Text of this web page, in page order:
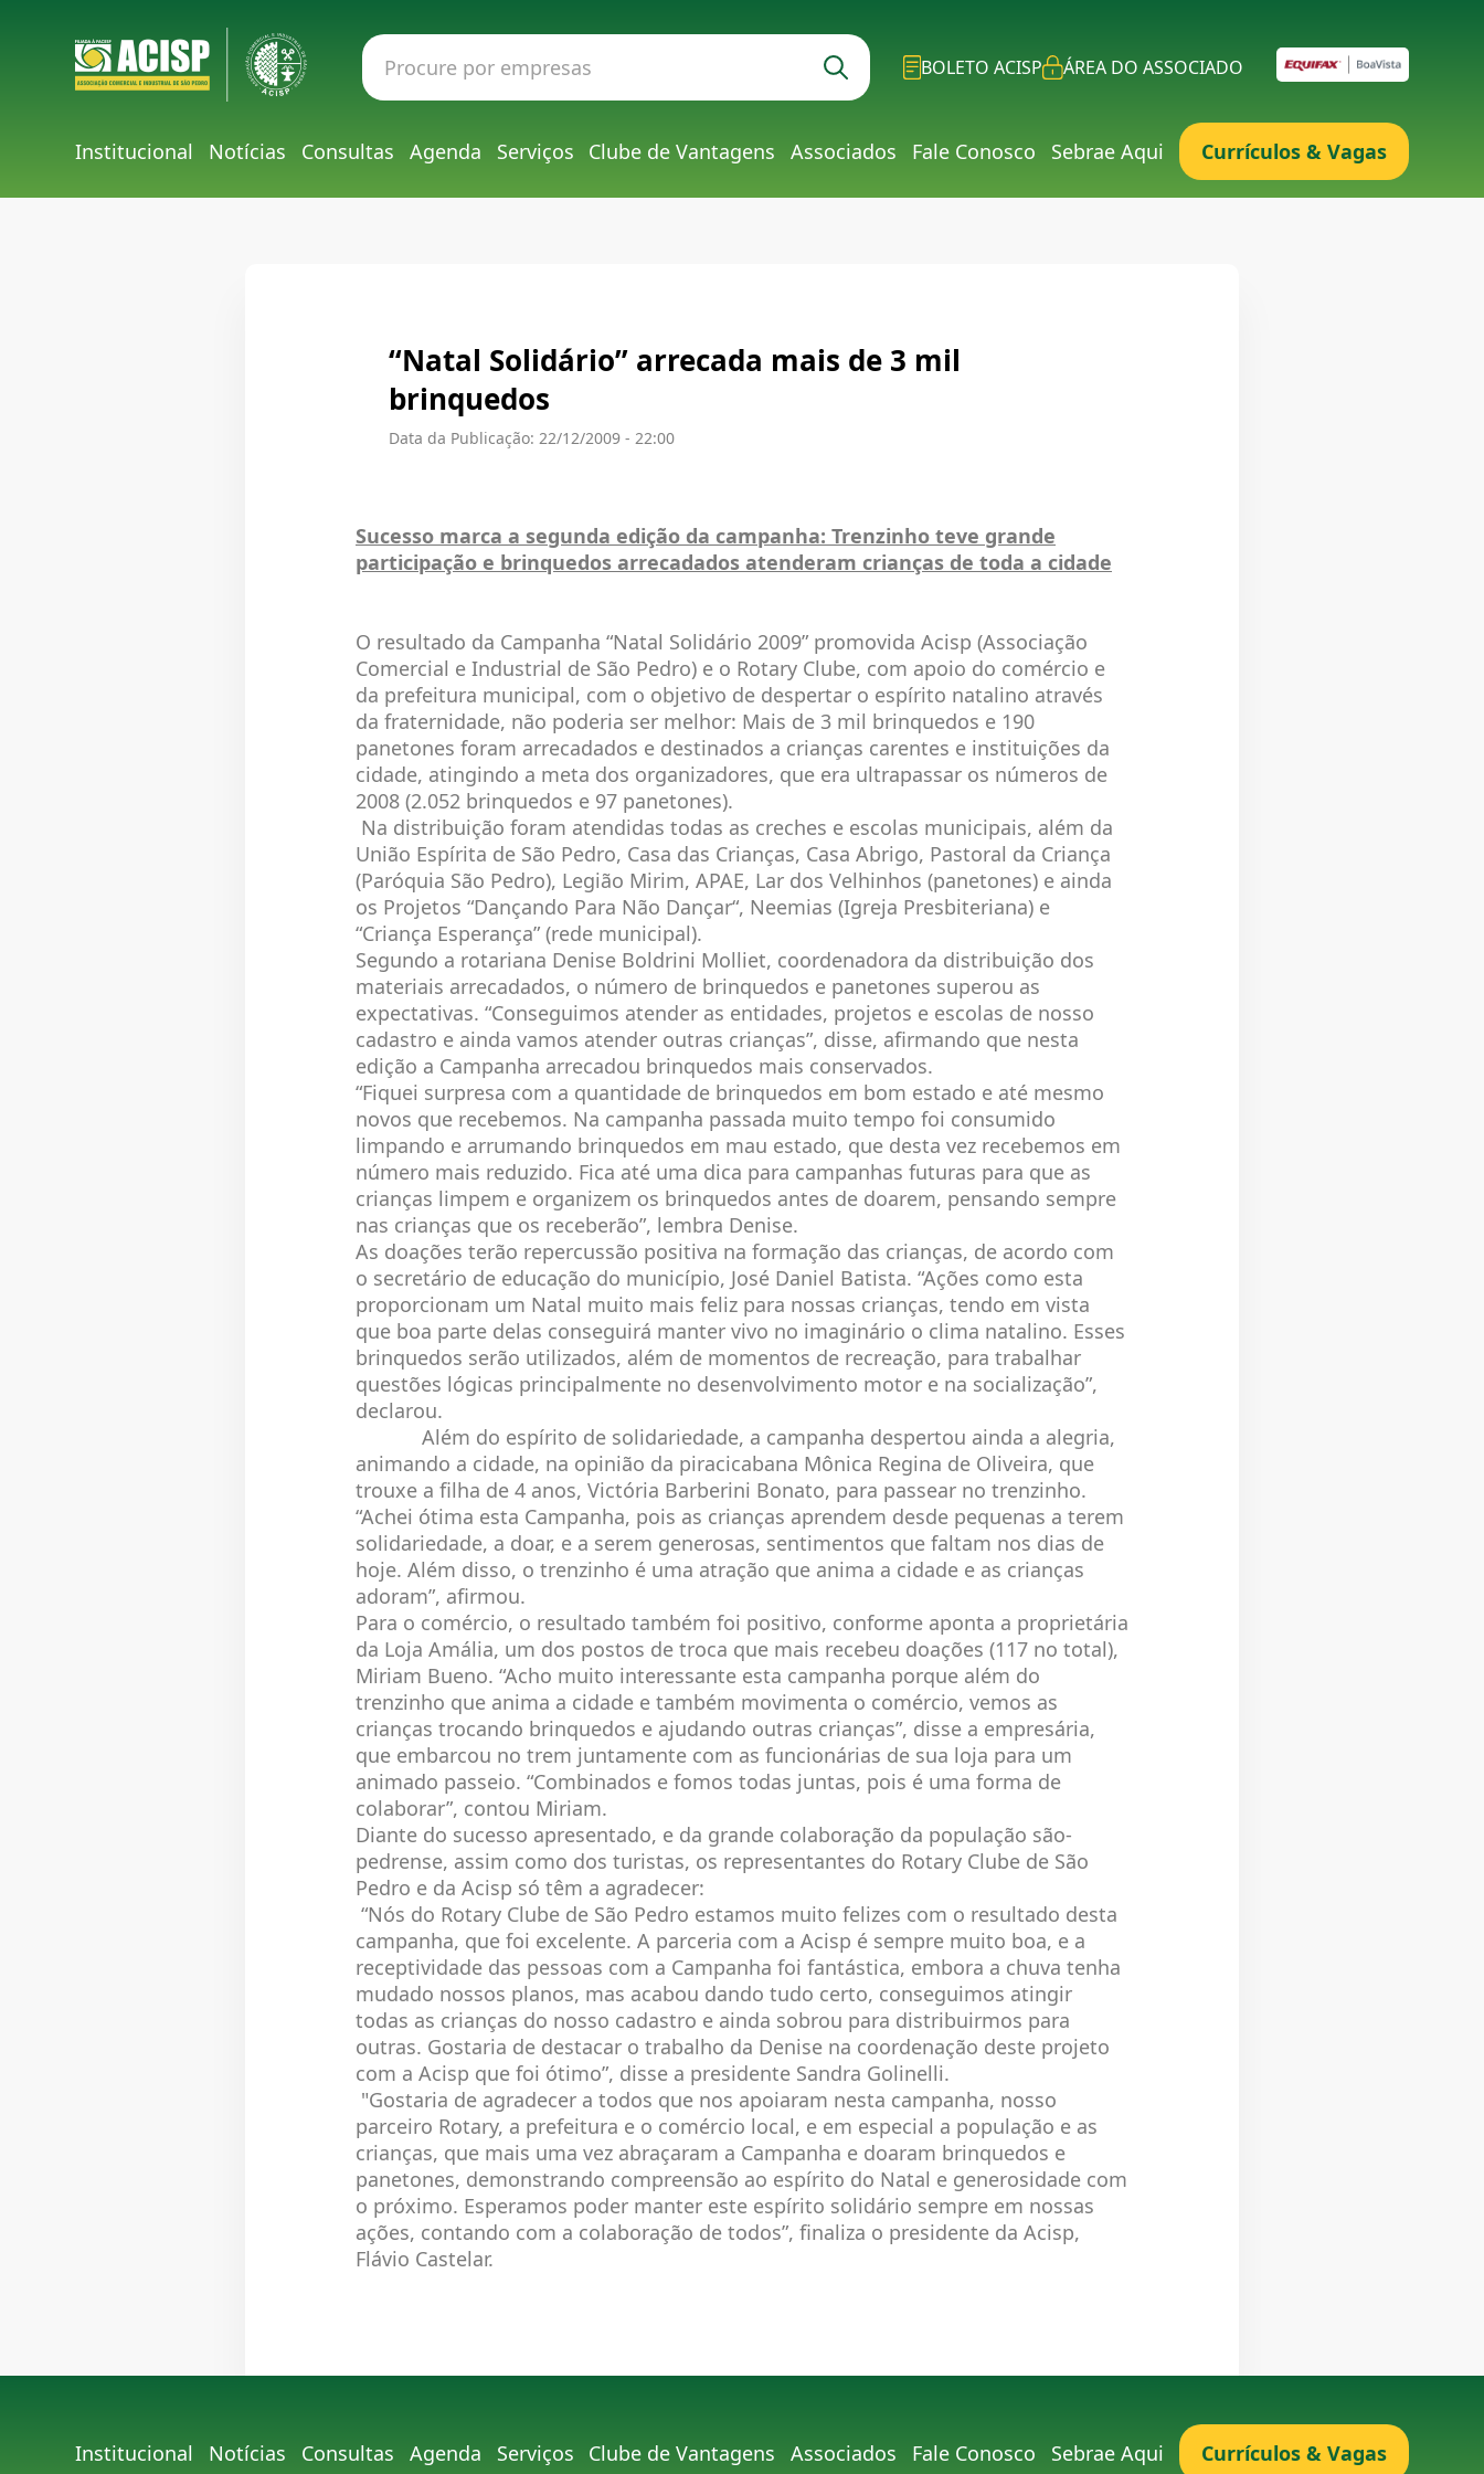
BOLETO ACISP ÁREA DO ASSOCIADO
Institucional Notícias Consultas Agenda Serviços Clube de Vantagens Associados Fale Conosco Sebrae Aqui Currículos & Vagas
“Natal Solidário” arrecada mais de 3 mil
brinquedos
Data da Publicação: 22/12/2009 - 22:00
Sucesso marca a segunda edição da campanha: Trenzinho teve grande
participação e brinquedos arrecadados atenderam crianças de toda a cidade
O resultado da Campanha “Natal Solidário 2009” promovida Acisp (Associação
Comercial e Industrial de São Pedro) e o Rotary Clube, com apoio do comércio e
da prefeitura municipal, com o objetivo de despertar o espírito natalino através
da fraternidade, não poderia ser melhor: Mais de 3 mil brinquedos e 190
panetones foram arrecadados e destinados a crianças carentes e instituições da
cidade, atingindo a meta dos organizadores, que era ultrapassar os números de
2008 (2.052 brinquedos e 97 panetones).
Na distribuição foram atendidas todas as creches e escolas municipais, além da
União Espírita de São Pedro, Casa das Crianças, Casa Abrigo, Pastoral da Criança
(Paróquia São Pedro), Legião Mirim, APAE, Lar dos Velhinhos (panetones) e ainda
os Projetos “Dançando Para Não Dançar“, Neemias (Igreja Presbiteriana) e
“Criança Esperança” (rede municipal).
Segundo a rotariana Denise Boldrini Molliet, coordenadora da distribuição dos
materiais arrecadados, o número de brinquedos e panetones superou as
expectativas. “Conseguimos atender as entidades, projetos e escolas de nosso
cadastro e ainda vamos atender outras crianças”, disse, afirmando que nesta
edição a Campanha arrecadou brinquedos mais conservados.
“Fiquei surpresa com a quantidade de brinquedos em bom estado e até mesmo
novos que recebemos. Na campanha passada muito tempo foi consumido
limpando e arrumando brinquedos em mau estado, que desta vez recebemos em
número mais reduzido. Fica até uma dica para campanhas futuras para que as
crianças limpem e organizem os brinquedos antes de doarem, pensando sempre
nas crianças que os receberão”, lembra Denise.
As doações terão repercussão positiva na formação das crianças, de acordo com
o secretário de educação do município, José Daniel Batista. “Ações como esta
proporcionam um Natal muito mais feliz para nossas crianças, tendo em vista
que boa parte delas conseguirá manter vivo no imaginário o clima natalino. Esses
brinquedos serão utilizados, além de momentos de recreação, para trabalhar
questões lógicas principalmente no desenvolvimento motor e na socialização”,
declarou.
Além do espírito de solidariedade, a campanha despertou ainda a alegria,
animando a cidade, na opinião da piracicabana Mônica Regina de Oliveira, que
trouxe a filha de 4 anos, Victória Barberini Bonato, para passear no trenzinho.
“Achei ótima esta Campanha, pois as crianças aprendem desde pequenas a terem
solidariedade, a doar, e a serem generosas, sentimentos que faltam nos dias de
hoje. Além disso, o trenzinho é uma atração que anima a cidade e as crianças
adoram”, afirmou.
Para o comércio, o resultado também foi positivo, conforme aponta a proprietária
da Loja Amália, um dos postos de troca que mais recebeu doações (117 no total),
Miriam Bueno. “Acho muito interessante esta campanha porque além do
trenzinho que anima a cidade e também movimenta o comércio, vemos as
crianças trocando brinquedos e ajudando outras crianças”, disse a empresária,
que embarcou no trem juntamente com as funcionárias de sua loja para um
animado passeio. “Combinados e fomos todas juntas, pois é uma forma de
colaborar”, contou Miriam.
Diante do sucesso apresentado, e da grande colaboração da população são-
pedrense, assim como dos turistas, os representantes do Rotary Clube de São
Pedro e da Acisp só têm a agradecer:
“Nós do Rotary Clube de São Pedro estamos muito felizes com o resultado desta
campanha, que foi excelente. A parceria com a Acisp é sempre muito boa, e a
receptividade das pessoas com a Campanha foi fantástica, embora a chuva tenha
mudado nossos planos, mas acabou dando tudo certo, conseguimos atingir
todas as crianças do nosso cadastro e ainda sobrou para distribuirmos para
outras. Gostaria de destacar o trabalho da Denise na coordenação deste projeto
com a Acisp que foi ótimo”, disse a presidente Sandra Golinelli.
"Gostaria de agradecer a todos que nos apoiaram nesta campanha, nosso
parceiro Rotary, a prefeitura e o comércio local, e em especial a população e as
crianças, que mais uma vez abraçaram a Campanha e doaram brinquedos e
panetones, demonstrando compreensão ao espírito do Natal e generosidade com
o próximo. Esperamos poder manter este espírito solidário sempre em nossas
ações, contando com a colaboração de todos”, finaliza o presidente da Acisp,
Flávio Castelar.
Institucional Notícias Consultas Agenda Serviços Clube de Vantagens Associados Fale Conosco Sebrae Aqui Currículos & Vagas